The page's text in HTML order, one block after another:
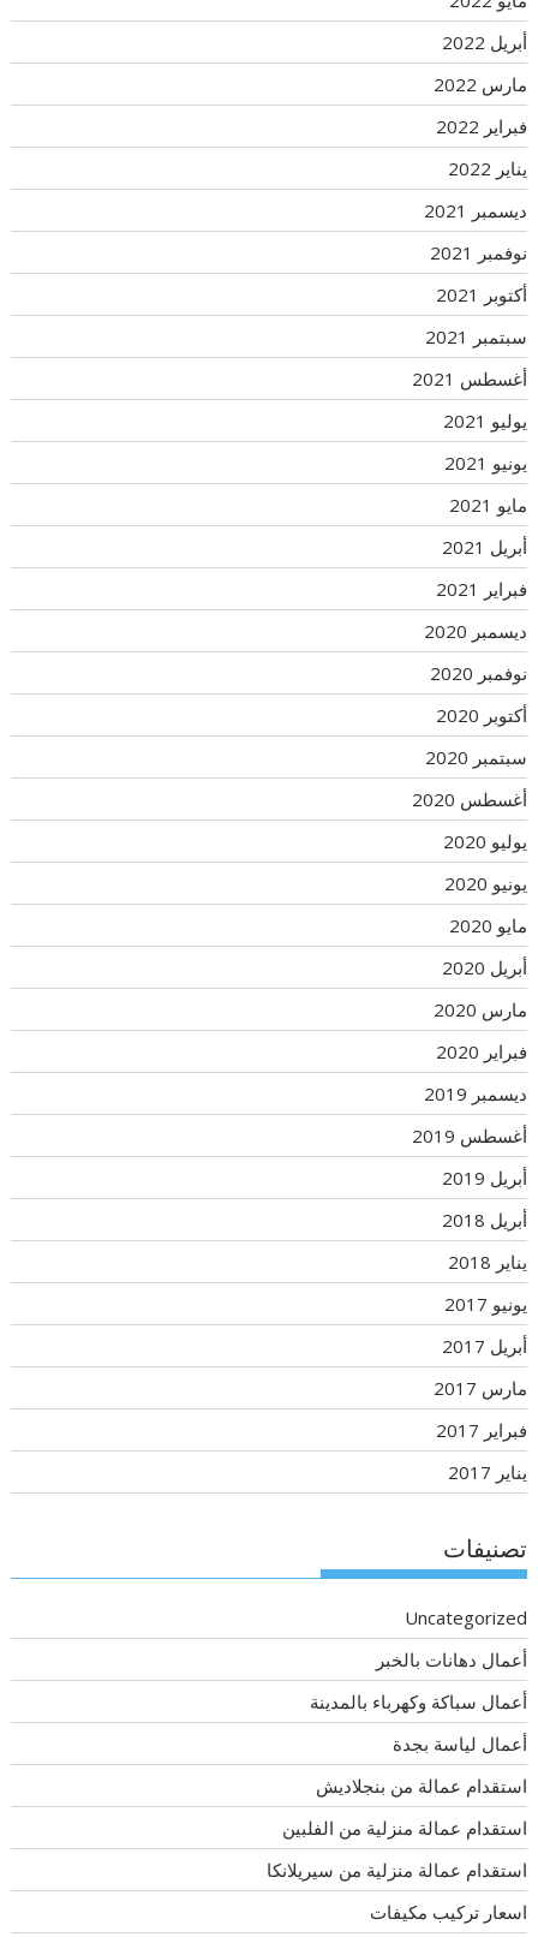
أبريل 2022
مارس 2022
فبراير 2022
يناير 2022
ديسمبر 2021
نوفمبر 2021
أكتوبر 2021
سبتمبر 2021
أغسطس 2021
يوليو 2021
يونيو 2021
مايو 2021
أبريل 2021
فبراير 2021
ديسمبر 2020
نوفمبر 2020
أكتوبر 2020
سبتمبر 2020
أغسطس 2020
يوليو 2020
يونيو 2020
مايو 2020
أبريل 2020
مارس 2020
فبراير 2020
ديسمبر 2019
أغسطس 2019
أبريل 2019
أبريل 2018
يناير 2018
يونيو 2017
أبريل 2017
مارس 2017
فبراير 2017
يناير 2017
تصنيفات
Uncategorized
أعمال دهانات بالخبر
أعمال سباكة وكهرباء بالمدينة
أعمال لياسة بجدة
استقدام عمالة من بنجلاديش
استقدام عمالة منزلية من الفلبين
استقدام عمالة منزلية من سيريلانكا
اسعار تركيب مكيفات